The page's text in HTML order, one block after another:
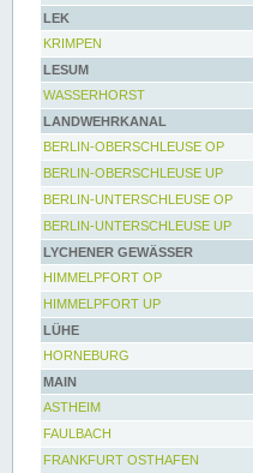
LEK
KRIMPEN
LESUM
WASSERHORST
LANDWEHRKANAL
BERLIN-OBERSCHLEUSE OP
BERLIN-OBERSCHLEUSE UP
BERLIN-UNTERSCHLEUSE OP
BERLIN-UNTERSCHLEUSE UP
LYCHENER GEWÄSSER
HIMMELPFORT OP
HIMMELPFORT UP
LÜHE
HORNEBURG
MAIN
ASTHEIM
FAULBACH
FRANKFURT OSTHAFEN